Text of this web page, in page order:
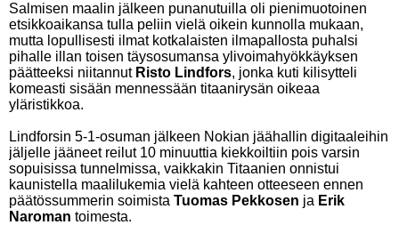
Salmisen maalin jälkeen punanutuilla oli pienimuotoinen
etsikkoaikansa tulla peliin vielä oikein kunnolla mukaan,
mutta lopullisesti ilmat kotkalaisten ilmapallosta puhalsi
pihalle illan toisen täysosumansa ylivoimahyökkäyksen
päätteeksi niitannut Risto Lindfors, jonka kuti kilisytteli
komeasti sisään mennessään titaanirysän oikeaa
yläristikkoa.
Lindforsin 5-1-osuman jälkeen Nokian jäähallin digitaaleihin
jäljelle jääneet reilut 10 minuuttia kiekkoiltiin pois varsin
sopuisissa tunnelmissa, vaikkakin Titaanien onnistui
kaunistella maalilukemia vielä kahteen otteeseen ennen
päätössummerin soimista Tuomas Pekkosen ja Erik
Naroman toimesta.